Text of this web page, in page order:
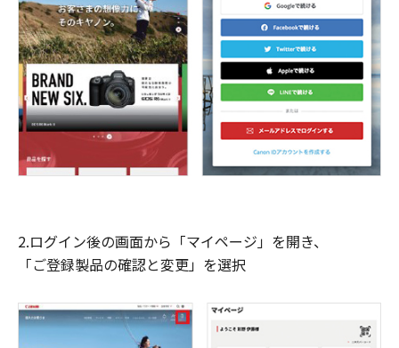
2.ログイン後の画面から「マイページ」を開き、
「ご登録製品の確認と変更」を選択